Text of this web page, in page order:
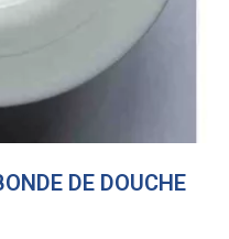
DE DOUCHE